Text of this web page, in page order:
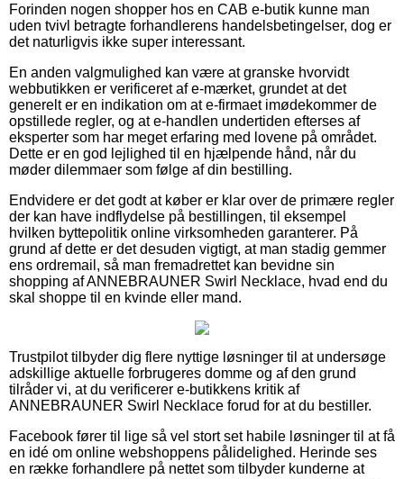
Forinden nogen shopper hos en CAB e-butik kunne man
uden tvivl betragte forhandlerens handelsbetingelser, dog er
det naturligvis ikke super interessant.
En anden valgmulighed kan være at granske hvorvidt
webbutikken er verificeret af e-mærket, grundet at det
generelt er en indikation om at e-firmaet imødekommer de
opstillede regler, og at e-handlen undertiden efterses af
eksperter som har meget erfaring med lovene på området.
Dette er en god lejlighed til en hjælpende hånd, når du
møder dilemmaer som følge af din bestilling.
Endvidere er det godt at køber er klar over de primære regler
der kan have indflydelse på bestillingen, til eksempel
hvilken byttepolitik online virksomheden garanterer. På
grund af dette er det desuden vigtigt, at man stadig gemmer
ens ordremail, så man fremadrettet kan bevidne sin
shopping af ANNEBRAUNER Swirl Necklace, hvad end du
skal shoppe til en kvinde eller mand.
Trustpilot tilbyder dig flere nyttige løsninger til at undersøge
adskillige aktuelle forbrugeres domme og af den grund
tilråder vi, at du verificerer e-butikkens kritik af
ANNEBRAUNER Swirl Necklace forud for at du bestiller.
Facebook fører til lige så vel stort set habile løsninger til at få
en idé om online webshoppens pålidelighed. Herinde ses
en række forhandlere på nettet som tilbyder kunderne at